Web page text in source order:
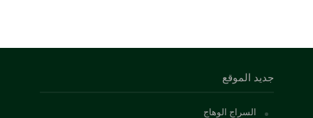
جديد الموقع
السراج الوهاج